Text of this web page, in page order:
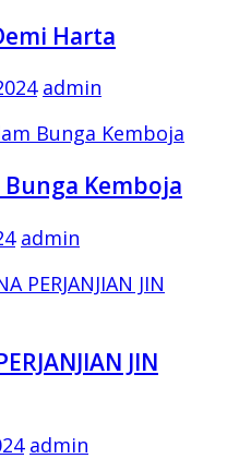
Harta
admin
Kemboja
admin
JIN
admin